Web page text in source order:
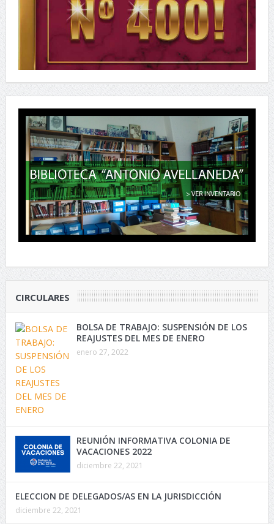
CIRCULARES
BOLSA DE TRABAJO: SUSPENSIÓN DE LOS
REAJUSTES DEL MES DE ENERO
enero 27, 2022
REUNIÓN INFORMATIVA COLONIA DE
VACACIONES 2022
diciembre 22, 2021
ELECCION DE DELEGADOS/AS EN LA JURISDICCIÓN
diciembre 22, 2021